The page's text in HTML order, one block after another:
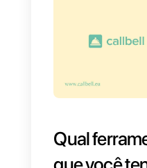
que ele
porque o
decisivo
pessoa e,
ou